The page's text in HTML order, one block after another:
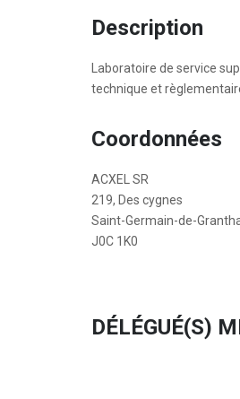
Description
Laboratoire de service
technique et
Coordonnées
ACXEL SR
219, Des cygnes
Saint-Germain-de-
J0C 1K0
DÉLÉGUÉ(S)